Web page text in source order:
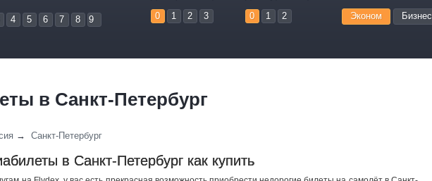
4 5 6 7 8 9 0 1 2 3 0 1 2 Эконом Бизнес
в Санкт-Петербург
→ Санкт-Петербург
в Санкт-Петербург как купить